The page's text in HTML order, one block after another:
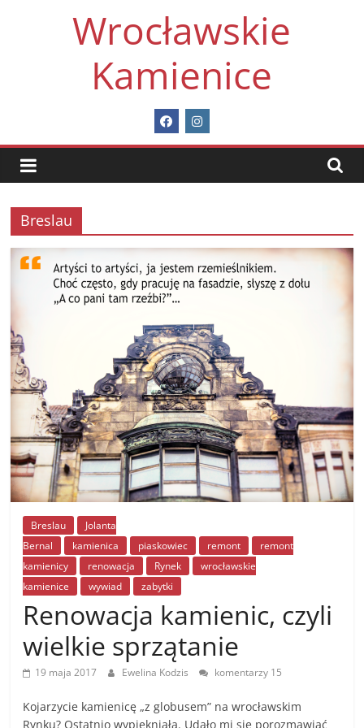
Wrocławskie
Kamienice
Breslau
Breslau
Jolanta
Bernal
kamienica piaskowiec remont
remont
kamienicy
renowacja Rynek
wrocławskie
kamienice
wywiad zabytki
Renowacja kamienic, czyli
wielkie sprzątanie
19 maja 2017 Ewelina Kodzis komentarzy 15
Kojarzycie kamienicę „z globusem” na wrocławskim
Rynku? Ostatnio wypiękniała. Udało mi się porozmawiać